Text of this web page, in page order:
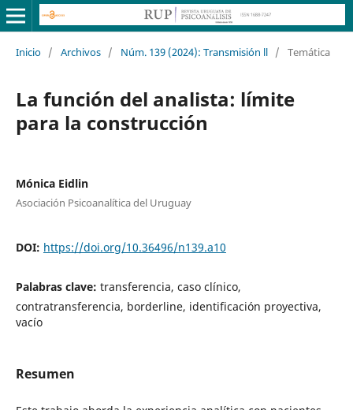
Inicio / Archivos / Núm. 139 (2024): Transmisión ll / Temática
La función del analista: límite
para la construcción
Mónica Eidlin
Asociación Psicoanalítica del Uruguay
DOI: https://doi.org/10.36496/n139.a10
Palabras clave: transferencia, caso clínico,
contratransferencia, borderline, identificación proyectiva,
vacío
Resumen